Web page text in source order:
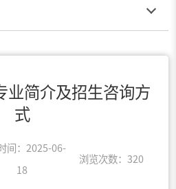
业简介及招生咨询方
式
间：2025-06-
18
浏览次数： 320